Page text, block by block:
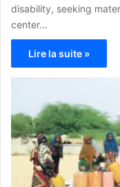
disability, seeking
center…
Lire la suite »